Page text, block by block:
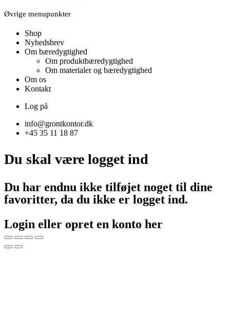
Øvrige menupunkter
Shop
Nyhedsbrev
Om bæredygtighed
Om produktbæredygtighed
Om materialer og bæredygtighed
Om os
Kontakt
Log på
info@grontkontor.dk
+45 35 11 18 87
Du skal være logget ind
Du har endnu ikke tilføjet noget til dine
favoritter, da du ikke er logget ind.
Login eller opret en konto her